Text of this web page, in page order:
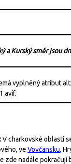
a Kurský směr jsou
V charkovské oblasti
ve Vovčansku,
zde nadále pokračují